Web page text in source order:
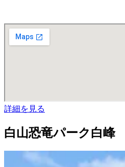
詳細を見る
白山恐竜パーク白峰